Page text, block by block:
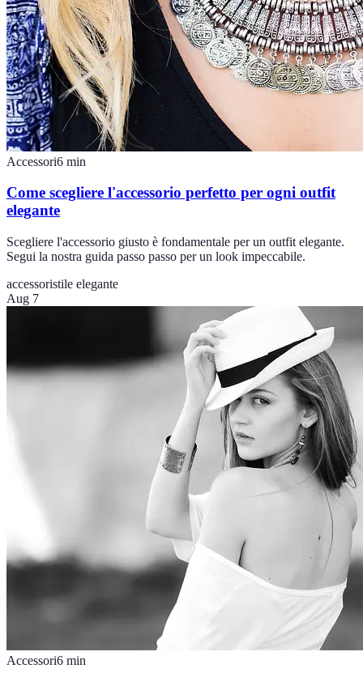
Accessori6 min
Come scegliere l'accessorio perfetto per ogni outfit
elegante
Scegliere l'accessorio giusto è fondamentale per un outfit elegante.
Segui la nostra guida passo passo per un look impeccabile.
accessoristile elegante
Aug 7
Accessori6 min